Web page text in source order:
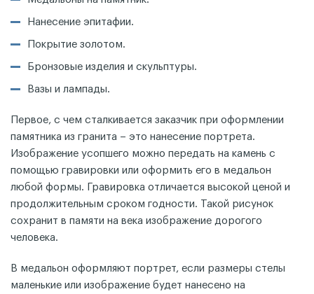
Нанесение эпитафии.
Покрытие золотом.
Бронзовые изделия и скульптуры.
Вазы и лампады.
Первое, с чем сталкивается заказчик при оформлении
памятника из гранита – это нанесение портрета.
Изображение усопшего можно передать на камень с
помощью гравировки или оформить его в медальон
любой формы. Гравировка отличается высокой ценой и
продолжительным сроком годности. Такой рисунок
сохранит в памяти на века изображение дорогого
человека.
В медальон оформляют портрет, если размеры стелы
маленькие или изображение будет нанесено на